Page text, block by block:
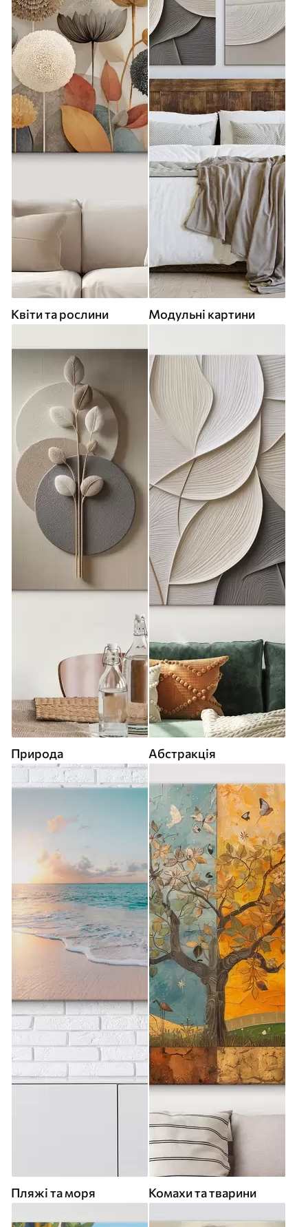
Квіти та рослини Модульні картини
Природа Абстракція
Пляжі та моря Комахи та тварини